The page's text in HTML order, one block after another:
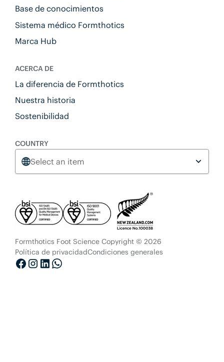
Base de conocimientos
Sistema médico Formthotics
Marca Hub
ACERCA DE
La diferencia de Formthotics
Nuestra historia
Sostenibilidad
COUNTRY
Select an item
Formthotics Foot Science Copyright © 2026
Política de privacidadCondiciones generales